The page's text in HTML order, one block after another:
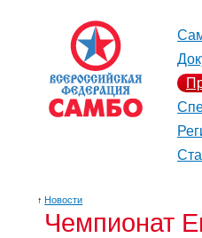
↑ Новости
Чемпионат